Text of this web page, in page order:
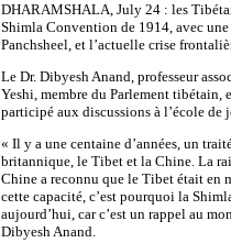
DHARAMSHALA, July 24 : les
Shimla Convention de 1914, avec
Panchsheel, et l’actuelle crise
Le Dr. Dibyesh Anand, professeur
Yeshi, membre du Parlement
participé aux discussions à l’école de
« Il y a une centaine d’années, un
britannique, le Tibet et la Chine. La
Chine a reconnu que le Tibet était en
cette capacité, c’est pourquoi la
aujourd’hui, car c’est un rappel au
Dibyesh Anand.